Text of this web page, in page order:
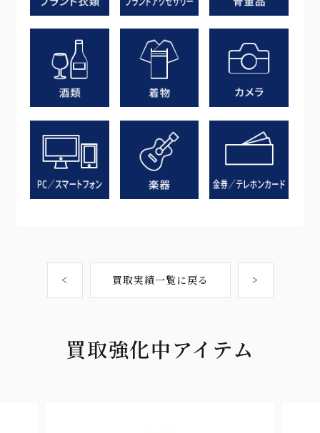
< 買取実績一覧に戻る >
買取強化中アイテム